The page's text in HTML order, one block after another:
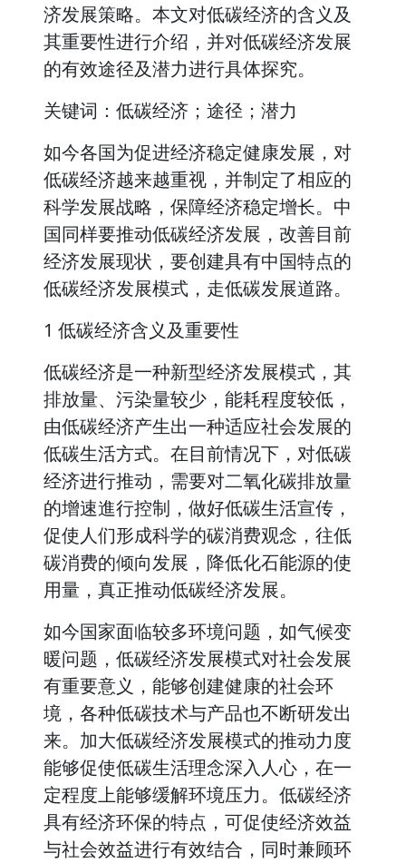
济发展策略。本文对低碳经济的含义及
其重要性进行介绍，并对低碳经济发展
的有效途径及潜力进行具体探究。
关键词：低碳经济；途径；潜力
如今各国为促进经济稳定健康发展，对
低碳经济越来越重视，并制定了相应的
科学发展战略，保障经济稳定增长。中
国同样要推动低碳经济发展，改善目前
经济发展现状，要创建具有中国特点的
低碳经济发展模式，走低碳发展道路。
1 低碳经济含义及重要性
低碳经济是一种新型经济发展模式，其
排放量、污染量较少，能耗程度较低，
由低碳经济产生出一种适应社会发展的
低碳生活方式。在目前情况下，对低碳
经济进行推动，需要对二氧化碳排放量
的增速進行控制，做好低碳生活宣传，
促使人们形成科学的碳消费观念，往低
碳消费的倾向发展，降低化石能源的使
用量，真正推动低碳经济发展。
如今国家面临较多环境问题，如气候变
暖问题，低碳经济发展模式对社会发展
有重要意义，能够创建健康的社会环
境，各种低碳技术与产品也不断研发出
来。加大低碳经济发展模式的推动力度
能够促使低碳生活理念深入人心，在一
定程度上能够缓解环境压力。低碳经济
具有经济环保的特点，可促使经济效益
与社会效益进行有效结合，同时兼顾环